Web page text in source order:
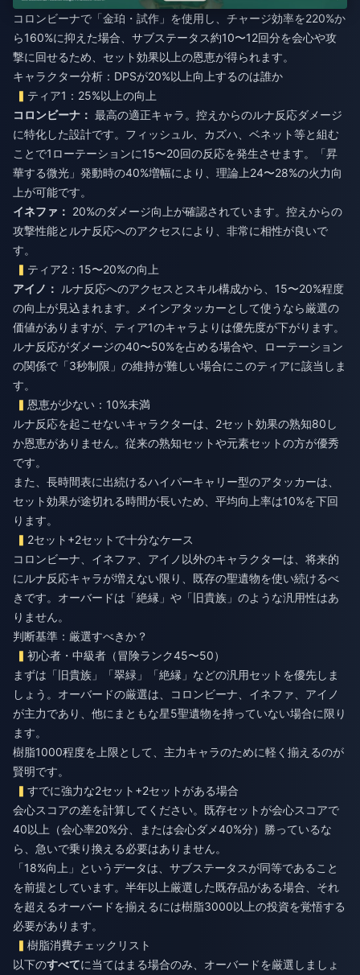
コロンビーナで「金珀・試作」を使用し、チャージ効率を220%か
ら160%に抑えた場合、サブステータス約10〜12回分を会心や攻
撃に回せるため、セット効果以上の恩恵が得られます。
キャラクター分析：DPSが20%以上向上するのは誰か
ティア1：25%以上の向上
コロンビーナ： 最高の適正キャラ。控えからのルナ反応ダメージ
に特化した設計です。フィッシュル、カズハ、ベネット等と組む
ことで1ローテーションに15〜20回の反応を発生させます。「昇
華する微光」発動時の40%増幅により、理論上24〜28%の火力向
上が可能です。
イネファ： 20%のダメージ向上が確認されています。控えからの
攻撃性能とルナ反応へのアクセスにより、非常に相性が良いで
す。
ティア2：15〜20%の向上
アイノ： ルナ反応へのアクセスとスキル構成から、15〜20%程度
の向上が見込まれます。メインアタッカーとして使うなら厳選の
価値がありますが、ティア1のキャラよりは優先度が下がります。
ルナ反応がダメージの40〜50%を占める場合や、ローテーション
の関係で「3秒制限」の維持が難しい場合にこのティアに該当しま
す。
恩恵が少ない：10%未満
ルナ反応を起こせないキャラクターは、2セット効果の熟知80し
か恩恵がありません。従来の熟知セットや元素セットの方が優秀
です。
また、長時間表に出続けるハイパーキャリー型のアタッカーは、
セット効果が途切れる時間が長いため、平均向上率は10%を下回
ります。
2セット+2セットで十分なケース
コロンビーナ、イネファ、アイノ以外のキャラクターは、将来的
にルナ反応キャラが増えない限り、既存の聖遺物を使い続けるべ
きです。オーバードは「絶縁」や「旧貴族」のような汎用性はあ
りません。
判断基準：厳選すべきか？
初心者・中級者（冒険ランク45〜50）
まずは「旧貴族」「翠緑」「絶縁」などの汎用セットを優先しま
しょう。オーバードの厳選は、コロンビーナ、イネファ、アイノ
が主力であり、他にまともな星5聖遺物を持っていない場合に限り
ます。
樹脂1000程度を上限として、主力キャラのために軽く揃えるのが
賢明です。
すでに強力な2セット+2セットがある場合
会心スコアの差を計算してください。既存セットが会心スコアで
40以上（会心率20%分、または会心ダメ40%分）勝っているな
ら、急いで乗り換える必要はありません。
「18%向上」というデータは、サブステータスが同等であること
を前提としています。半年以上厳選した既存品がある場合、それ
を超えるオーバードを揃えるには樹脂3000以上の投資を覚悟する
必要があります。
樹脂消費チェックリスト
以下のすべてに当てはまる場合のみ、オーバードを厳選しましょ